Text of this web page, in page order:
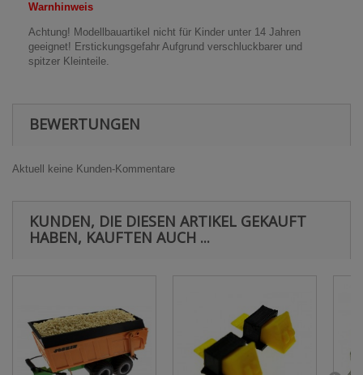
Warnhinweis
Achtung! Modellbauartikel nicht für Kinder unter 14 Jahren
geeignet! Erstickungsgefahr Aufgrund verschluckbarer und
spitzer Kleinteile.
BEWERTUNGEN
Aktuell keine Kunden-Kommentare
KUNDEN, DIE DIESEN ARTIKEL GEKAUFT
HABEN, KAUFTEN AUCH ...